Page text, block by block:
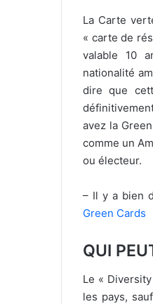
La Carte
« carte de
valable 10
nationalité
dire que
avez la
comme un
ou électeur.
– Il y a bien
Green Cards
QUI
Le «
les pays,